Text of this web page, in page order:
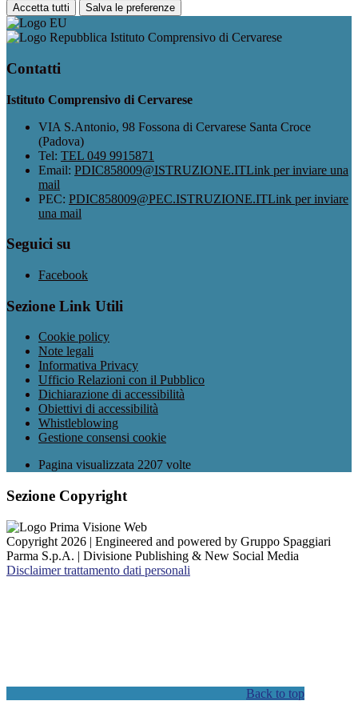
Accetta tutti Salva le preferenze
Istituto Comprensivo di Cervarese
Contatti
Istituto Comprensivo di Cervarese
VIA S.Antonio, 98 Fossona di Cervarese Santa Croce
(Padova)
Tel: TEL 049 9915871
Email: PDIC858009@ISTRUZIONE.ITLink per inviare una
mail
PEC: PDIC858009@PEC.ISTRUZIONE.ITLink per inviare
una mail
Seguici su
Facebook
Sezione Link Utili
Cookie policy
Note legali
Informativa Privacy
Ufficio Relazioni con il Pubblico
Dichiarazione di accessibilità
Obiettivi di accessibilità
Whistleblowing
Gestione consensi cookie
Pagina visualizzata 2207 volte
Sezione Copyright
Copyright 2026 | Engineered and powered by Gruppo Spaggiari
Parma S.p.A. | Divisione Publishing & New Social Media
Disclaimer trattamento dati personali
Back to top